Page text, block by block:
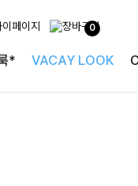
0
* VACAY LOOK
SET